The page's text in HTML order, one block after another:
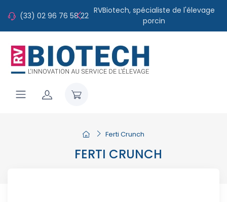
(33) 02 96 76 58 22
RVBiotech, spécialiste de l'élevage
porcin
Ferti Crunch
FERTI CRUNCH